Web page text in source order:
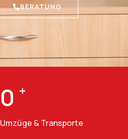
BERATUNG
0 +
Umzüge & Transporte